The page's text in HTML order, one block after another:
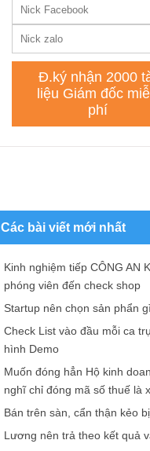
Các bài viết mới nhất
Kinh nghiệm tiếp CÔNG AN
phóng viên đến check shop
Startup nên chọn sản phẩn
Check List vào đầu mỗi ca
hình Demo
Muốn đóng hẳn Hộ kinh
nghĩ chỉ đóng mã số thuế là
Bán trên sàn, cẩn thận kẻo
Lương nên trả theo kết quả